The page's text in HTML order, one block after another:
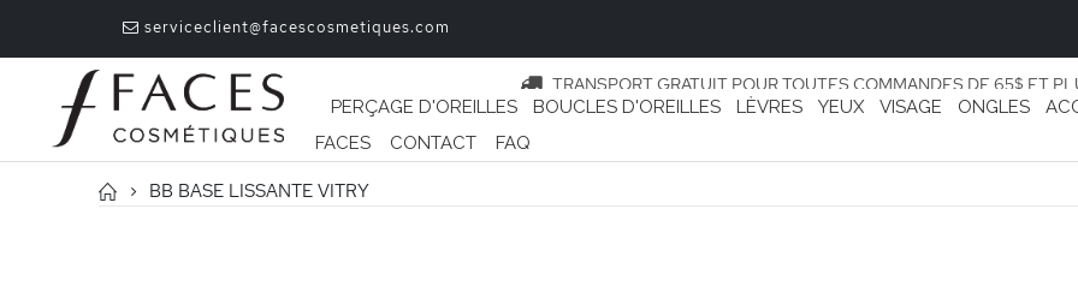
serviceclient@facescosmetiques.com
TRANSPORT GRATUIT POUR TOUTES COMMANDES DE 65$ ET
PERÇAGE D'OREILLES
BOUCLES D'OREILLES LÈVRES YEUX VISAGE ONGLES
FACES
CONTACT FAQ
BB BASE LISSANTE VITRY